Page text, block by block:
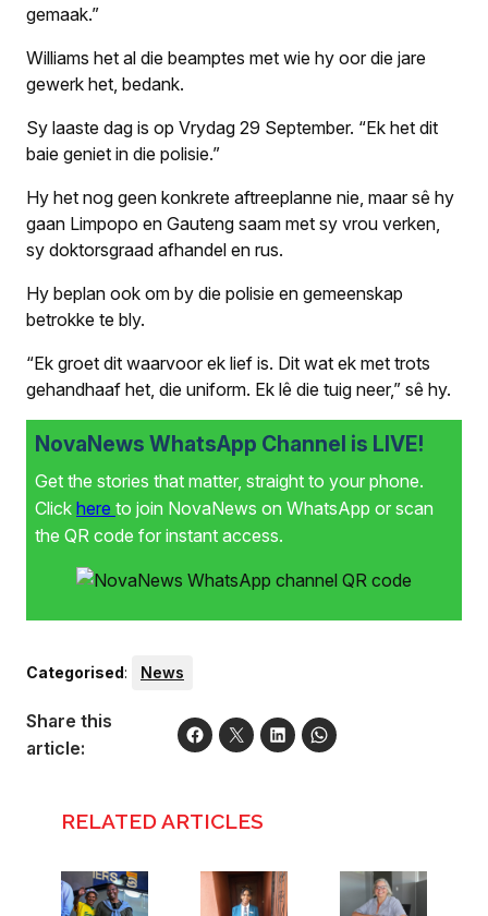
gemaak.”
Williams het al die beamptes met wie hy oor die jare
gewerk het, bedank.
Sy laaste dag is op Vrydag 29 September. “Ek het dit
baie geniet in die polisie.”
Hy het nog geen konkrete aftreeplanne nie, maar sê hy
gaan Limpopo en Gauteng saam met sy vrou verken,
sy doktorsgraad afhandel en rus.
Hy beplan ook om by die polisie en gemeenskap
betrokke te bly.
“Ek groet dit waarvoor ek lief is. Dit wat ek met trots
gehandhaaf het, die uniform. Ek lê die tuig neer,” sê hy.
NovaNews WhatsApp Channel is LIVE!
Get the stories that matter, straight to your phone.
Click here to join NovaNews on WhatsApp or scan
the QR code for instant access.
Categorised: News
Share this
article:
RELATED ARTICLES